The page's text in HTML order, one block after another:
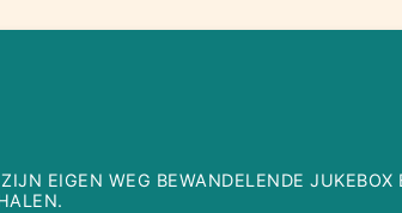
EIGEN WEG BEWANDELENDE